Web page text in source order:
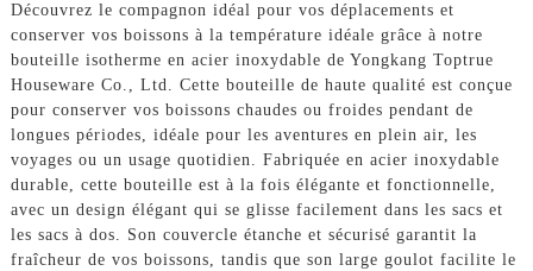
Découvrez le compagnon idéal pour vos déplacements et
conserver vos boissons à la température idéale grâce à notre
bouteille isotherme en acier inoxydable de Yongkang Toptrue
Houseware Co., Ltd. Cette bouteille de haute qualité est conçue
pour conserver vos boissons chaudes ou froides pendant de
longues périodes, idéale pour les aventures en plein air, les
voyages ou un usage quotidien. Fabriquée en acier inoxydable
durable, cette bouteille est à la fois élégante et fonctionnelle,
avec un design élégant qui se glisse facilement dans les sacs et
les sacs à dos. Son couvercle étanche et sécurisé garantit la
fraîcheur de vos boissons, tandis que son large goulot facilite le